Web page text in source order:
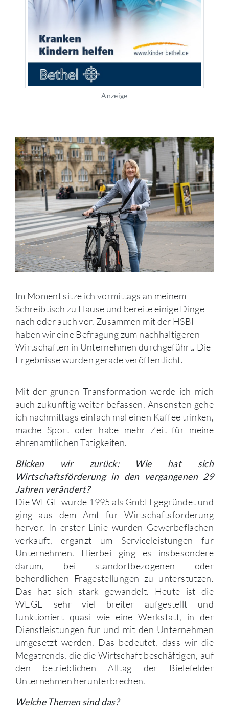
Anzeige
Im Moment sitze ich vormittags an meinem
Schreibtisch zu Hause und bereite einige Dinge
nach oder auch vor. Zusammen mit der HSBI
haben wir eine Befragung zum nachhaltigeren
Wirtschaften in Unternehmen durchgeführt. Die
Ergebnisse wurden gerade veröffentlicht.
Mit der grünen Transformation werde ich mich
auch zukünftig weiter befassen. Ansonsten gehe
ich nachmittags einfach mal einen Kaffee trinken,
mache Sport oder habe mehr Zeit für meine
ehrenamtlichen Tätigkeiten.
Blicken wir zurück: Wie hat sich
Wirtschaftsförderung in den vergangenen 29
Jahren verändert?
Die WEGE wurde 1995 als GmbH gegründet und
ging aus dem Amt für Wirtschaftsförderung
hervor. In erster Linie wurden Gewerbeflächen
verkauft, ergänzt um Serviceleistungen für
Unternehmen. Hierbei ging es insbesondere
darum, bei standortbezogenen oder
behördlichen Fragestellungen zu unterstützen.
Das hat sich stark gewandelt. Heute ist die
WEGE sehr viel breiter aufgestellt und
funktioniert quasi wie eine Werkstatt, in der
Dienstleistungen für und mit den Unternehmen
umgesetzt werden. Das bedeutet, dass wir die
Megatrends, die die Wirtschaft beschäftigen, auf
den betrieblichen Alltag der Bielefelder
Unternehmen herunterbrechen.
Welche Themen sind das?